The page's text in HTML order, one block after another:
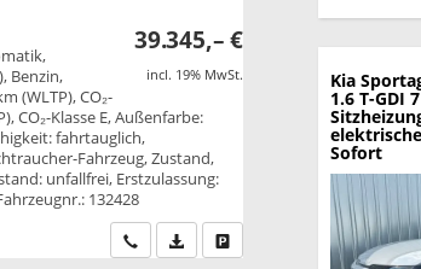
39.345,– €
incl. 19% MwSt.
Benzin,
(WLTP), CO₂-
CO₂-Klasse E, Außenfarbe:
fahrtauglich,
Fahrzeug, Zustand,
unfallfrei, Erstzulassung:
132428
Wir rufen Sie anPDF-Datei, Fahrzeugexposé
Drucken, parken oder
Kia
1.6 T-GDI
Sofort